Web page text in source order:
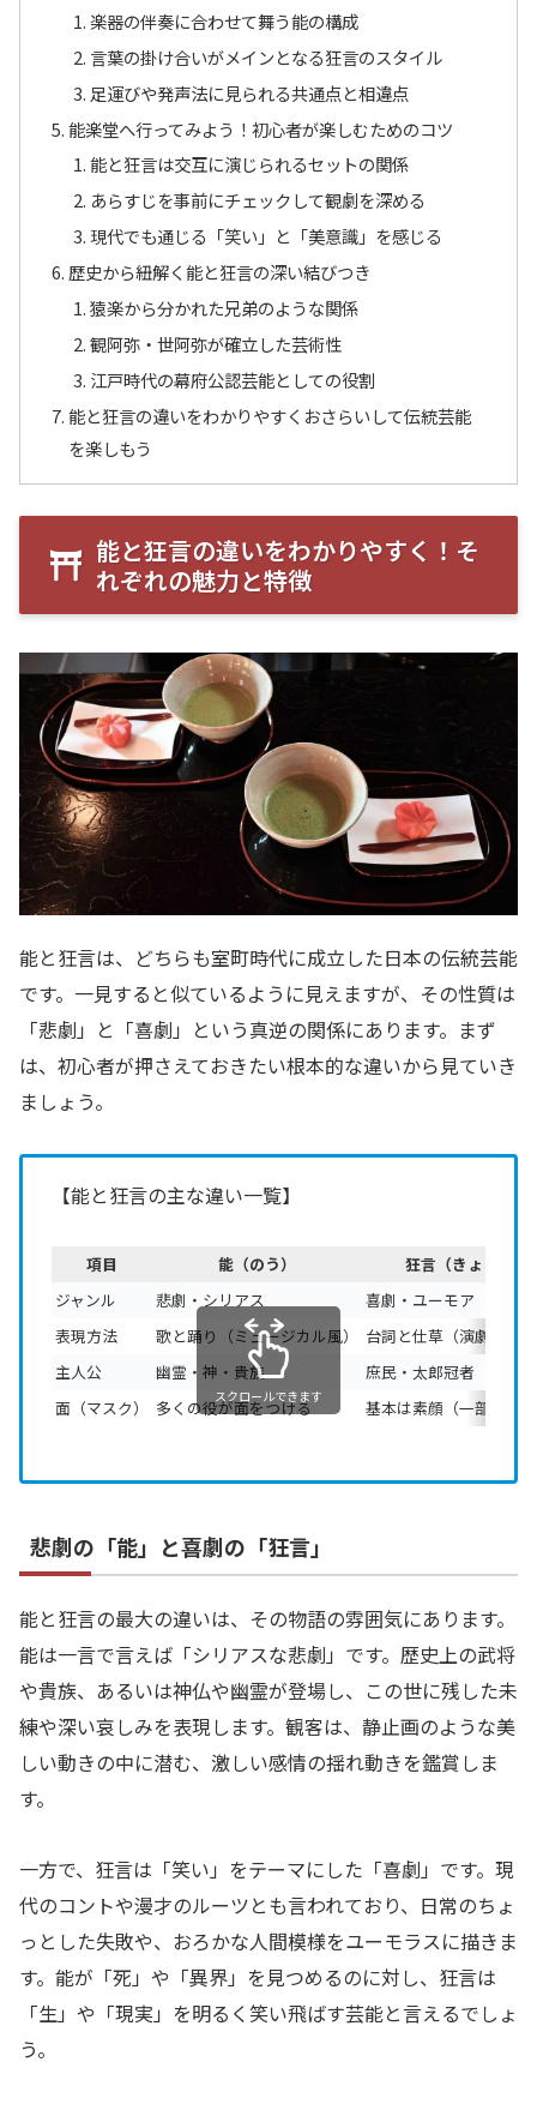
楽器の伴奏に合わせて舞う能の構成
言葉の掛け合いがメインとなる狂言のスタイル
足運びや発声法に見られる共通点と相違点
能楽堂へ行ってみよう！初心者が楽しむためのコツ
能と狂言は交互に演じられるセットの関係
あらすじを事前にチェックして観劇を深める
現代でも通じる「笑い」と「美意識」を感じる
歴史から紐解く能と狂言の深い結びつき
猿楽から分かれた兄弟のような関係
観阿弥・世阿弥が確立した芸術性
江戸時代の幕府公認芸能としての役割
能と狂言の違いをわかりやすくおさらいして伝統芸能
を楽しもう
能と狂言の違いをわかりやすく！そ
れぞれの魅力と特徴
能と狂言は、どちらも室町時代に成立した日本の伝統芸能
です。一見すると似ているように見えますが、その性質は
「悲劇」と「喜劇」という真逆の関係にあります。まず
は、初心者が押さえておきたい根本的な違いから見ていき
ましょう。
【能と狂言の主な違い一覧】
項目 能（のう）
狂言（きょうげん
ジャンル
悲劇・シリアス
喜劇・ユーモア
表現方法
歌と踊り（ミュージカル風）
台詞と仕草（演劇風）
主人公
幽霊・神・貴族
庶民・太郎冠者（召使
面（マスク）
多くの役が面をつける 基本は素顔（一部で面
スクロールできます
悲劇の「能」と喜劇の「狂言」
能と狂言の最大の違いは、その物語の雰囲気にあります。
能は一言で言えば「シリアスな悲劇」です。歴史上の武将
や貴族、あるいは神仏や幽霊が登場し、この世に残した未
練や深い哀しみを表現します。観客は、静止画のような美
しい動きの中に潜む、激しい感情の揺れ動きを鑑賞しま
す。
一方で、狂言は「笑い」をテーマにした「喜劇」です。現
代のコントや漫才のルーツとも言われており、日常のちょ
っとした失敗や、おろかな人間模様をユーモラスに描きま
す。能が「死」や「異界」を見つめるのに対し、狂言は
「生」や「現実」を明るく笑い飛ばす芸能と言えるでしょ
う。